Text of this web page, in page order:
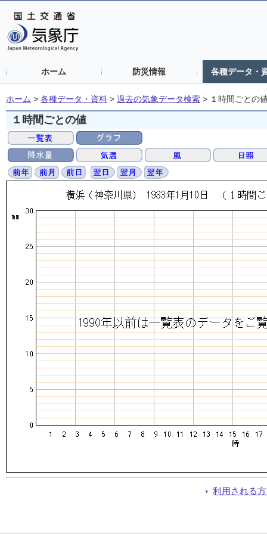
ホーム 防災情報 各種データ・
ホーム > 各種データ・資料 > 過去の気象データ検索 > １時間ごとの
１時間ごとの値
利用される